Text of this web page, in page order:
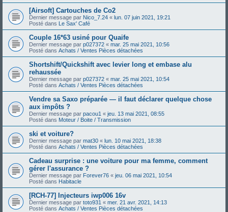
[Airsoft] Cartouches de Co2
Dernier message par Nico_7.24 « lun. 07 juin 2021, 19:21
Posté dans Le Sax' Café
Couple 16*63 usiné pour Quaife
Dernier message par p027372 « mar. 25 mai 2021, 10:56
Posté dans Achats / Ventes Pièces détachées
Shortshift/Quickshift avec levier long et embase alu
rehaussée
Dernier message par p027372 « mar. 25 mai 2021, 10:54
Posté dans Achats / Ventes Pièces détachées
Vendre sa Saxo préparée — il faut déclarer quelque chose
aux impôts ?
Dernier message par pacou1 « jeu. 13 mai 2021, 08:55
Posté dans Moteur / Boite / Transmission
ski et voiture?
Dernier message par mat30 « lun. 10 mai 2021, 18:38
Posté dans Achats / Ventes Pièces détachées
Cadeau surprise : une voiture pour ma femme, comment
gérer l'assurance ?
Dernier message par Forever76 « jeu. 06 mai 2021, 10:54
Posté dans Habitacle
[RCH-77] Injecteurs iwp006 16v
Dernier message par toto931 « mer. 21 avr. 2021, 14:13
Posté dans Achats / Ventes Pièces détachées